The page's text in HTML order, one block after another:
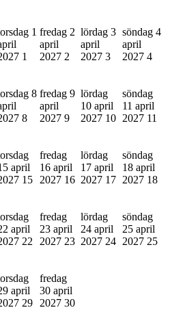
1
1
fredag 2
april
2027 2
lördag 3
april
2027 3
söndag 4
april
2027 4
8
8
fredag 9
april
2027 9
lördag
10 april
2027 10
söndag
11 april
2027 11
april
15
fredag
16 april
2027 16
lördag
17 april
2027 17
söndag
18 april
2027 18
april
22
fredag
23 april
2027 23
lördag
24 april
2027 24
söndag
25 april
2027 25
april
29
fredag
30 april
2027 30